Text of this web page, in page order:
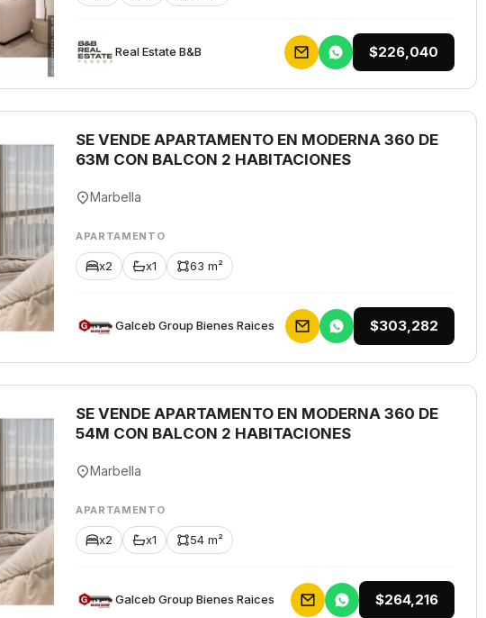
Rеаl Еstаtе В&В $226,040
SE VENDE APARTAMENTO EN MODERNA 360 DE
63M CON BALCON 2 HABITACIONES
Marbella
APARTAMENTO
x2 x1 63 m²
Galceb Group Bienes Raices $303,282
SE VENDE APARTAMENTO EN MODERNA 360 DE
54M CON BALCON 2 HABITACIONES
Marbella
APARTAMENTO
x2 x1 54 m²
Galceb Group Bienes Raices $264,216